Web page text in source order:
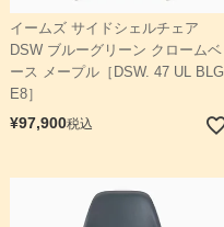
イームズ サイドシェルチェア
DSW ブルーグリーン クロームベ
ース メープル［DSW. 47 UL BLG
E8］
¥97,900税込